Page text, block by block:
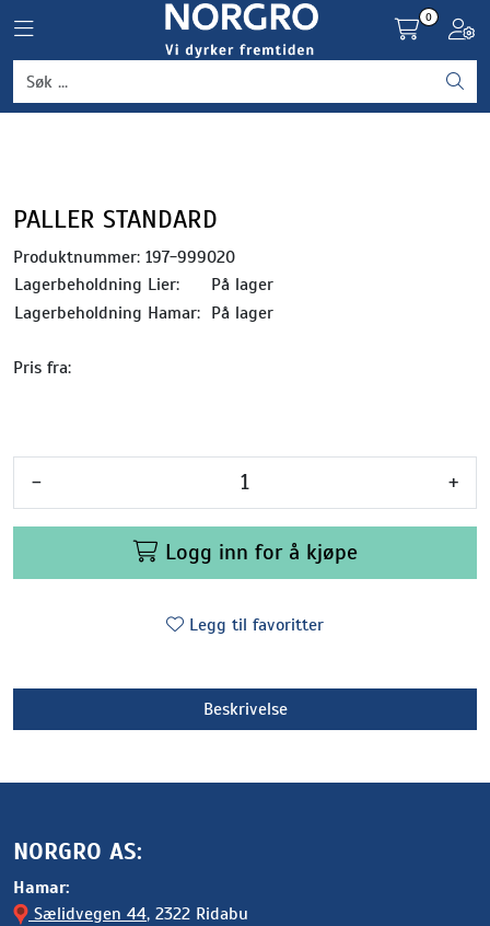
Toggle navigation
0
PALLER STANDARD
Produktnummer: 197-999020
Lagerbeholdning Lier:
På lager
Lagerbeholdning Hamar: På lager
Pris fra:
- +
Logg inn for å kjøpe
Legg til favoritter
Beskrivelse
NORGRO AS:
Hamar:
Sælidvegen 44, 2322 Ridabu
Grønnsaker
Frukt og bær